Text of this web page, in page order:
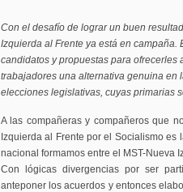
Con el desafío de lograr un buen
Izquierda al Frente ya está en
candidatos y propuestas para ofrecerles
trabajadores una alternativa genuina en
elecciones legislativas, cuyas primarias
A las compañeras y compañeros que
Izquierda al Frente por el Socialismo
nacional formamos entre el MST-Nueva
Con lógicas divergencias por ser
anteponer los acuerdos y entonces